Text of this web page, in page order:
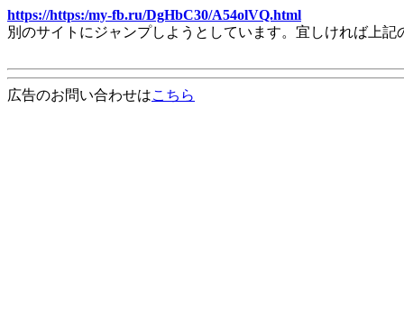
https://https:/my-fb.ru/DgHbC30/A54olVQ.html
別のサイトにジャンプしようとしています。宜しければ上
広告のお問い合わせはこちら